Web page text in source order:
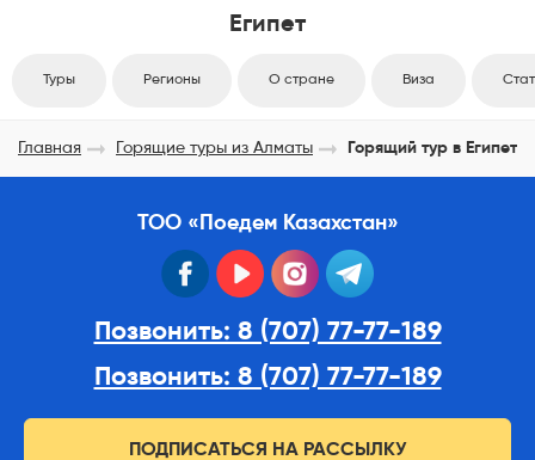
Египет
Туры Регионы О стране Виза
Главная Горящие туры из Алматы Горящий тур в Египет
ТОО «Поедем Казахстан»
facebook youtube instagram
Позвонить: 8 (707) 77-77-189
Позвонить: 8 (707) 77-77-189
ПОДПИСАТЬСЯ НА РАССЫЛКУ